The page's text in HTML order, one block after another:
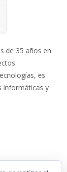
de 35 años en
es
informáticas y